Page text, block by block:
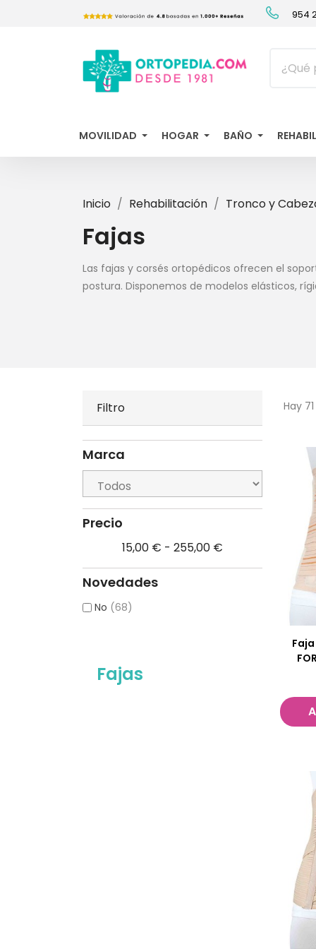
954
MOVILIDAD HOGAR BAÑO
Inicio Rehabilitación Tronco y
Fajas
Las fajas y corsés ortopédicos ofrecen el
postura. Disponemos de modelos elásticos,
Filtro
Marca
Precio
15,00 € - 255,00 €
Novedades
No (68)
Fajas
Hay